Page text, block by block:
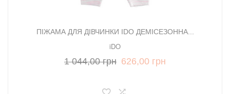
ПІЖАМА ДЛЯ ДІВЧИНКИ IDO ДЕМІСЕЗОННА...
iDO
1 044,00 грн 626,00 грн